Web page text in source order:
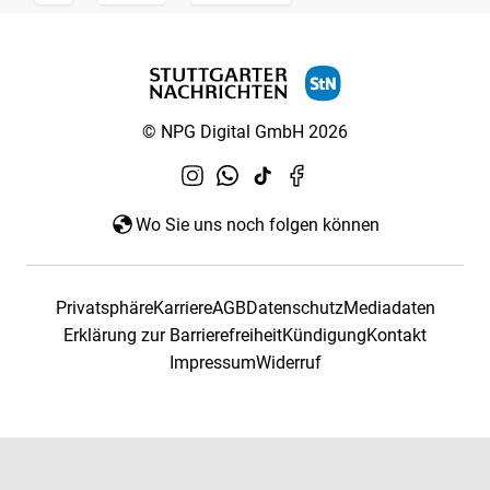
© NPG Digital GmbH 2026
Wo Sie uns noch folgen können
PrivatsphäreKarriereAGBDatenschutzMediadaten
Erklärung zur BarrierefreiheitKündigungKontakt
ImpressumWiderruf